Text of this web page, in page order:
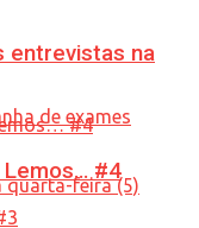
entrevistas na
Lemos… #4